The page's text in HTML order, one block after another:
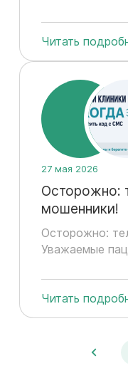
Читать
27 мая 2026
Осторожно:
мошенники!
Осторожно:
Уважаемые
Читать